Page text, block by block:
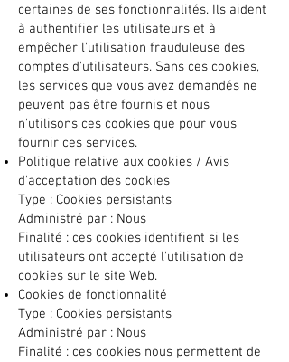
certaines de ses fonctionnalités. Ils aident
à authentifier les utilisateurs et à
empêcher l'utilisation frauduleuse des
comptes d'utilisateurs. Sans ces cookies,
les services que vous avez demandés ne
peuvent pas être fournis et nous
n'utilisons ces cookies que pour vous
fournir ces services.
Politique relative aux cookies / Avis
d'acceptation des cookies
Type : Cookies persistants
Administré par : Nous
Finalité : ces cookies identifient si les
utilisateurs ont accepté l'utilisation de
cookies sur le site Web.
Cookies de fonctionnalité
Type : Cookies persistants
Administré par : Nous
Finalité : ces cookies nous permettent de